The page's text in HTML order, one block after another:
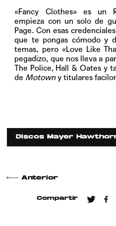
«Fancy Clothes»es un
empieza con un solo de
Page. Con esas
que te pongas cómodo y
temas, pero«Love Like
pegadizo, que nos lleva a
The Police, Hall & Oates y
de Motowny titulares
Discos Mayer
Anterior
Compartir